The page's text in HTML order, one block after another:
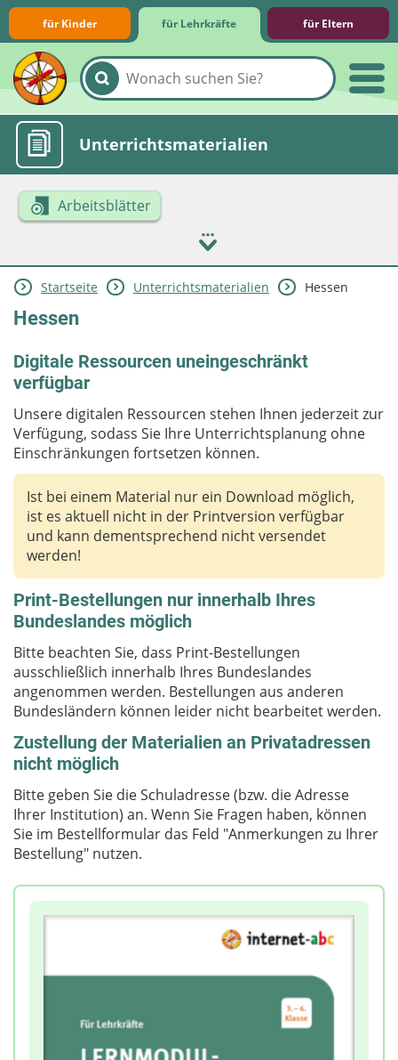
für Kinder für Lehrkräfte für Eltern
Lernmodule
Unterrichts­materialien
Arbeitsblätter
Internet-ABC-Schule
Praxishilfen
Aktuelles
Startseite Unterrichts­materialien Hessen
Hessen
Digitale Ressourcen uneingeschränkt
verfügbar
Unsere digitalen Ressourcen stehen Ihnen jederzeit zur
Verfügung, sodass Sie Ihre Unterrichtsplanung ohne
Einschränkungen fortsetzen können.
Ist bei einem Material nur ein Download möglich,
ist es aktuell nicht in der Printversion verfügbar
und kann dementsprechend nicht versendet
werden!
Print-Bestellungen nur innerhalb Ihres
Bundeslandes möglich
Bitte beachten Sie, dass Print-Bestellungen
ausschließlich innerhalb Ihres Bundeslandes
angenommen werden. Bestellungen aus anderen
Bundesländern können leider nicht bearbeitet werden.
Zustellung der Materialien an Privatadressen
nicht möglich
Bitte geben Sie die Schuladresse (bzw. die Adresse
Ihrer Institution) an. Wenn Sie Fragen haben, können
Sie im Bestellformular das Feld "Anmerkungen zu Ihrer
Bestellung" nutzen.